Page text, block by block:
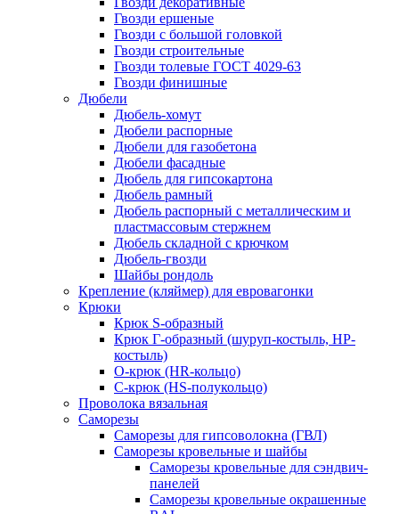
Гвозди ершеные
Гвозди с большой головкой
Гвозди строительные
Гвозди толевые ГОСТ 4029-63
Гвозди финишные
Дюбели
Дюбель-хомут
Дюбели распорные
Дюбели для газобетона
Дюбели фасадные
Дюбель для гипсокартона
Дюбель рамный
Дюбель распорный с металлическим и
пластмассовым стержнем
Дюбель складной с крючком
Дюбель-гвозди
Шайбы рондоль
Крепление (кляймер) для евровагонки
Крюки
Крюк S-образный
Крюк Г-образный (шуруп-костыль, НР-
костыль)
О-крюк (HR-кольцо)
С-крюк (HS-полукольцо)
Проволока вязальная
Саморезы
Саморезы для гипсоволокна (ГВЛ)
Саморезы кровельные и шайбы
Саморезы кровельные для сэндвич-
панелей
Саморезы кровельные окрашенные